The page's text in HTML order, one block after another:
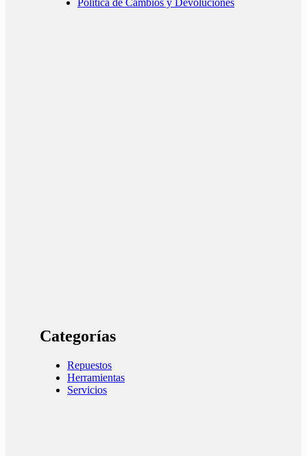
Política de Cambios y Devoluciones
Categorías
Repuestos
Herramientas
Servicios